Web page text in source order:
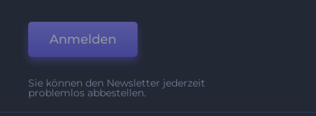
Anmelden
Sie können den Newsletter jederzeit
problemlos abbestellen.